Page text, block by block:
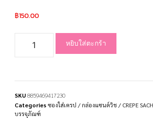
฿150.00
หยิบใส่ตะกร้า
SKU8859469417230
Categoriesซองใส่เครป / กล่องแซนด์วิช / CREPE
บรรจุภัณฑ์